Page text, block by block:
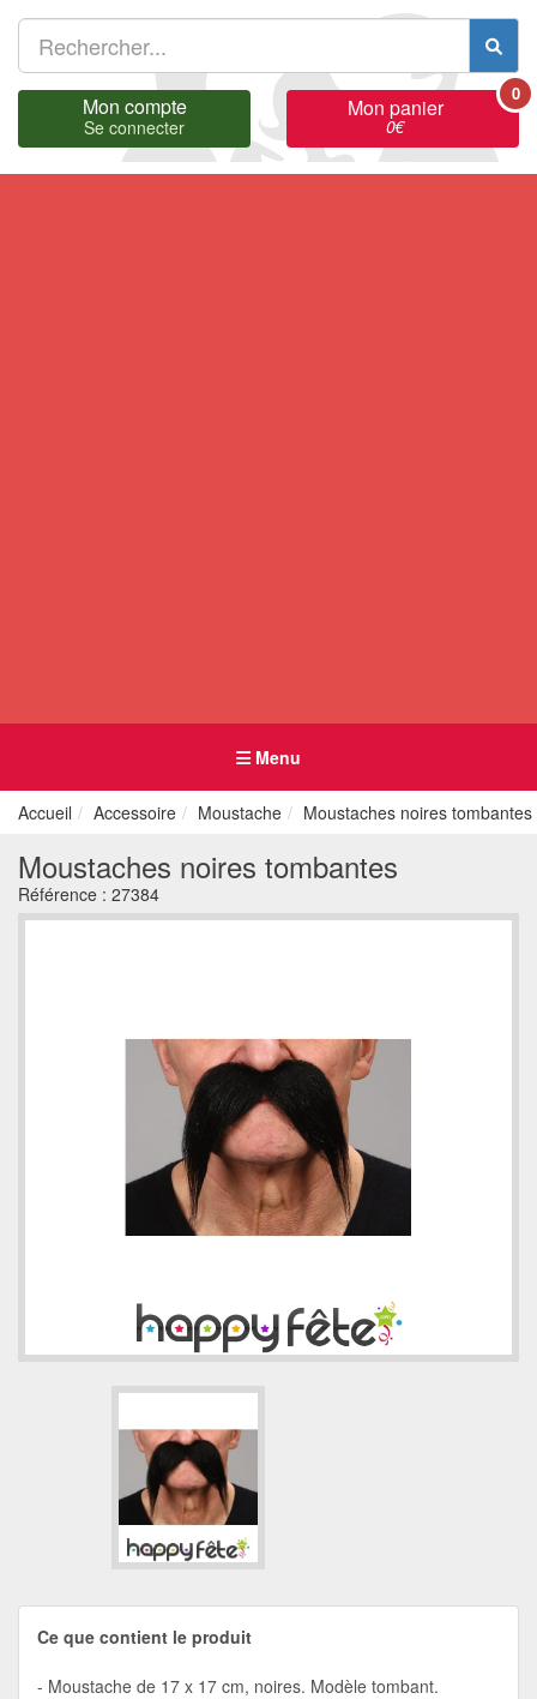
Mon compte
Se connecter
Mon panier
0€
0
Menu
Accueil Accessoire Moustache Moustaches noires tombantes
Moustaches noires tombantes
Référence : 27384
Ce que contient le produit
Moustache de 17 x 17 cm, noires. Modèle tombant.